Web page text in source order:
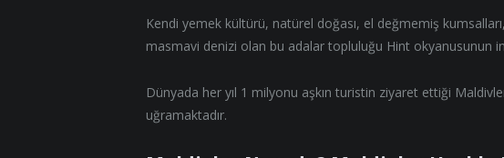
Kendi yemek kültürü, natürel doğası, el değmemiş
masmavi denizi olan bu adalar topluluğu Hint okyanusunun
Dünyada her yıl 1 milyonu aşkın turistin ziyaret ettiği
uğramaktadır.